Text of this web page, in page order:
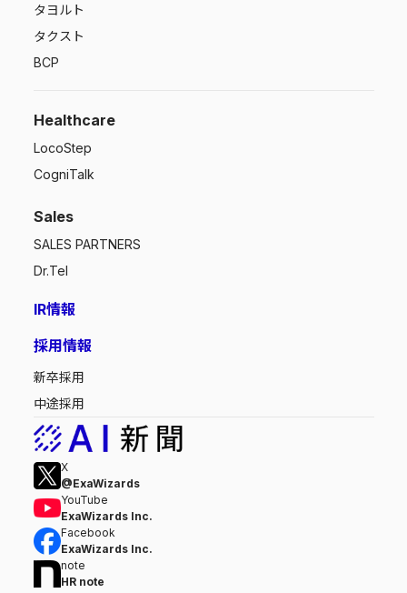
タヨルト
タクスト
BCP
Healthcare
LocoStep
CogniTalk
Sales
SALES PARTNERS
Dr.Tel
IR情報
採用情報
新卒採用
中途採用
X
@ExaWizards
YouTube
ExaWizards Inc.
Facebook
ExaWizards Inc.
note
HR note